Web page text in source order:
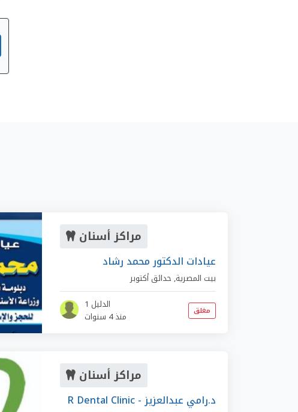
مراكز أسنان
عيادات الدكتور محمد رشاد
بيت المصرية, حدائق أكتوبر
الدليل 1
منذ 4 سنوات
مغلق
مراكز أسنان
R Dental Clinic - د.رامي عبدالعزيز